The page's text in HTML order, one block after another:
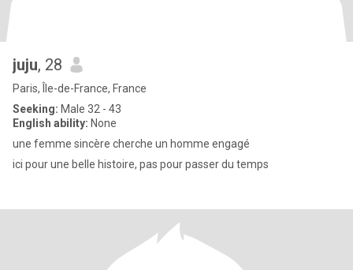
juju, 28
Paris, Île-de-France, France
Seeking: Male 32 - 43
English ability: None
une femme sincère cherche un homme engagé
ici pour une belle histoire, pas pour passer du temps